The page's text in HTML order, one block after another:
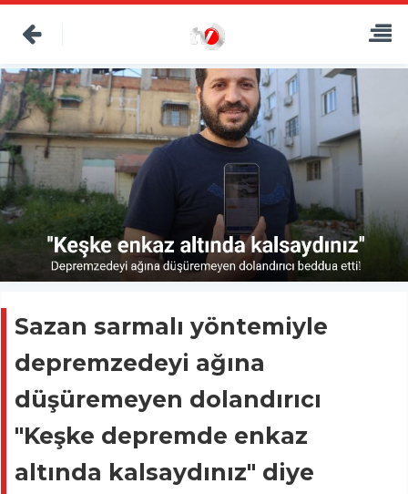
Sazan sarmalı yöntemiyle
depremzedeyi ağına
düşüremeyen dolandırıcı
"Keşke depremde enkaz
altında kalsaydınız" diye